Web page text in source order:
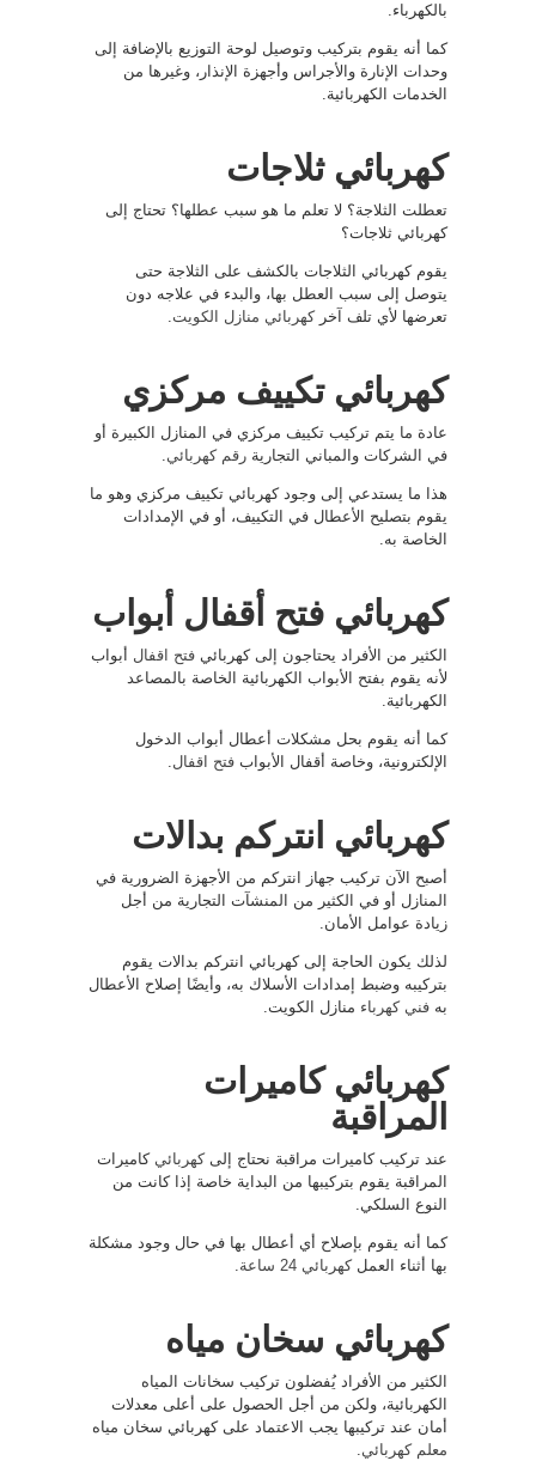
بالكهرباء.
كما أنه يقوم بتركيب وتوصيل لوحة التوزيع بالإضافة إلى
وحدات الإنارة والأجراس وأجهزة الإنذار، وغيرها من
الخدمات الكهربائية.
كهربائي ثلاجات
تعطلت الثلاجة؟ لا تعلم ما هو سبب عطلها؟ تحتاج إلى
كهربائي ثلاجات؟
يقوم كهربائي الثلاجات بالكشف على الثلاجة حتى
يتوصل إلى سبب العطل بها، والبدء في علاجه دون
تعرضها لأي تلف آخركهربائي منازل الكويت.
كهربائي تكييف مركزي
عادة ما يتم تركيب تكييف مركزي في المنازل الكبيرة أو
في الشركات والمباني التجارية رقم كهربائي.
هذا ما يستدعي إلى وجود كهربائي تكييف مركزي وهو ما
يقوم بتصليح الأعطال في التكييف، أو في الإمدادات
الخاصة به.
كهربائي فتح أقفال أبواب
الكثير من الأفراد يحتاجون إلى كهربائي فتح اقفال أبواب
لأنه يقوم بفتح الأبواب الكهربائية الخاصة بالمصاعد
الكهربائية.
كما أنه يقوم بحل مشكلات أعطال أبواب الدخول
الإلكترونية، وخاصة أقفال الأبواب فتح اقفال.
كهربائي انتركم بدالات
أصبح الآن تركيب جهاز انتركم من الأجهزة الضرورية في
المنازل أو في الكثير من المنشآت التجارية من أجل
زيادة عوامل الأمان.
لذلك يكون الحاجة إلى كهربائي انتركم بدالات يقوم
بتركيبه وضبط إمدادات الأسلاك به، وأيضًا إصلاح الأعطال
به فني كهرباء منازل الكويت.
كهربائي كاميرات
المراقبة
عند تركيب كاميرات مراقبة نحتاج إلىكهربائي كاميرات
المراقبة يقوم بتركيبها من البداية خاصة إذا كانت من
النوع السلكي.
كما أنه يقوم بإصلاح أي أعطال بها في حال وجود مشكلة
بها أثناء العملكهربائي 24 ساعة .
كهربائي سخان مياه
الكثير من الأفراد يُفضلون تركيب سخانات المياه
الكهربائية، ولكن من أجل الحصول على أعلى معدلات
أمان عند تركيبها يجب الاعتماد على كهربائي سخان مياه
معلم كهربائي.